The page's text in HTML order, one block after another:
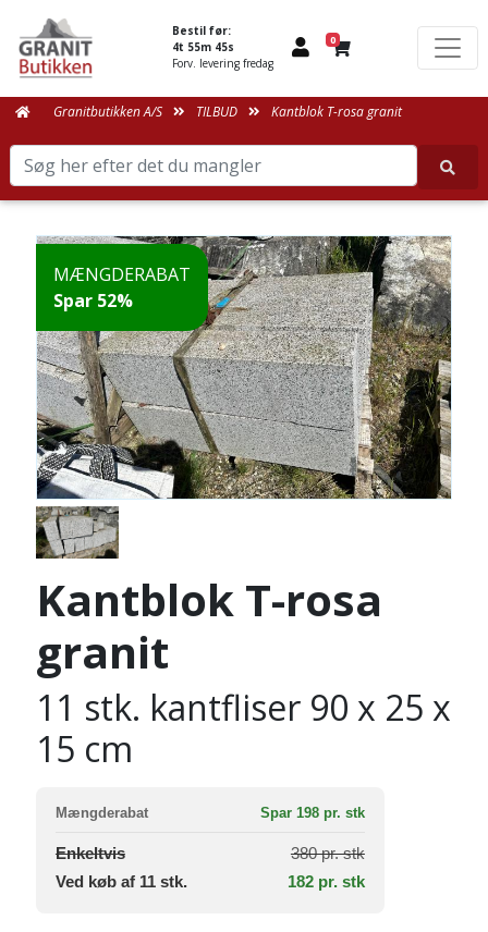
MÆNGDERABAT
Spar 52%
Kantblok T-rosa
granit
11 stk. kantfliser 90 x 25 x
15 cm
Mængderabat Spar 198 pr. stk
Enkeltvis
380 pr. stk
Ved køb af 11 stk.
182 pr. stk
Bestil før:
4t 55m 45s
Forv. levering fredag
0
Granitbutikken A/S TILBUD Kantblok T-rosa granit